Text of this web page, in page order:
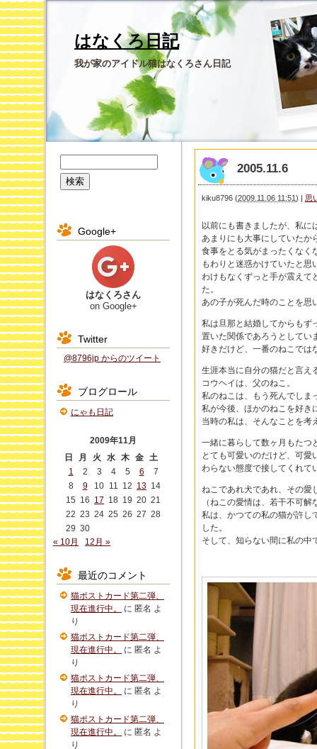
はなくろ日記
我が家のアイドル猫はなくろさん日記
2005.11.6
kiku8796 (2009.11.06 11:51) | 思
以前にも書きましたが、私
あまりにも大事にしていたか
食事をとる気がまったくなく
もわりと迷惑かけていたと思
わけもなくずっと手が震えて
た。
あの子が死んだ時のことを思
私は旦那と結婚してからもず
置いた関係であろうとしてい
好きだけど、一番のねこでは
生涯本当に自分の猫だと言え
コウヘイは、父のねこ。
私のねこは、もう死んでしま
私が今後、ほかのねこを好き
当時の私は、そんなことを考
一緒に暮らして数ヶ月もたつ
とても可愛いのだけど、可
わらない態度で接してくれて
ねこであれ犬であれ、その愛
（ねこの愛情は、若干不可
私は、かつての私の猫が許し
した。
そして、知らない間に私の中
Google+
はなくろさん
on Google+
Twitter
@8796jp からのツイート
ブログロール
にゃも日記
2009年11月
日
月 火 水 木 金 土
1
2 3 4 5 6
7
8
9 10 11 12 13 14
15 16 17 18 19 20 21
22 23 24 25 26 27 28
29 30
« 10月
12月 »
最近のコメント
猫ポストカード第二弾、
現在進行中。
に 匿名 よ
り
猫ポストカード第二弾、
現在進行中。
に 匿名 よ
り
猫ポストカード第二弾、
現在進行中。
に 匿名 よ
り
猫ポストカード第二弾、
現在進行中。
に 匿名 よ
り